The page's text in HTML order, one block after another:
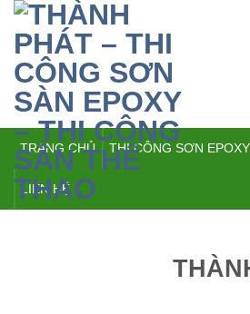
Bỏ
qua
nội
dung
TRANG CHỦ THI CÔNG SƠN EPOXY
LIÊN HỆ